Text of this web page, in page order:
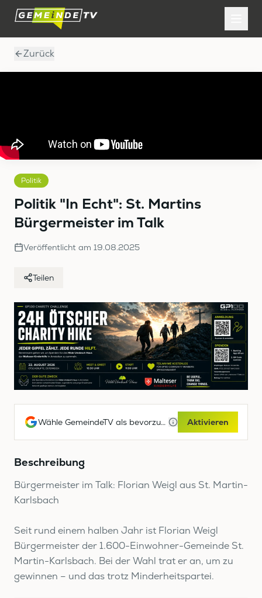
Zurück
Politik
Politik "In Echt": St. Martins
Bürgermeister im Talk
Veröffentlicht am 19.08.2025
Teilen
Wähle GemeindeTV als bevorzugte Google-Quelle Aktivieren
Beschreibung
Bürgermeister im Talk: Florian Weigl aus St. Martin-
Karlsbach
Seit rund einem halben Jahr ist Florian Weigl
Bürgermeister der 1.600-Einwohner-Gemeinde St.
Martin-Karlsbach. Bei der Wahl trat er an, um zu
gewinnen – und das trotz Minderheitspartei.